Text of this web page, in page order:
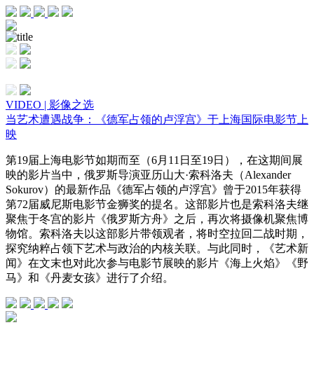
VIDEO | 影像之选
当艺术遭遇战争：《德军占领的卢浮宫》于上海国际电影节上
映
第19届上海电影节如期而至（6月11日至19日），在这期间展
映的影片当中，俄罗斯导演亚历山大·索科洛夫（Alexander
Sokurov）的最新作品《德军占领的卢浮宫》曾于2015年获得
第72届威尼斯电影节金狮奖的提名。这部影片也是索科洛夫继
聚焦于冬宫的影片《俄罗斯方舟》之后，再次将摄像机聚焦博
物馆。索科洛夫以这部影片带领观者，将时空拉回二战时期，
探究纳粹占领下艺术与政治的内核关联。与此同时，《艺术新
闻》在文末也对此次参与电影节展映的影片《海上火焰》《野
马》和《丹麦女孩》进行了介绍。